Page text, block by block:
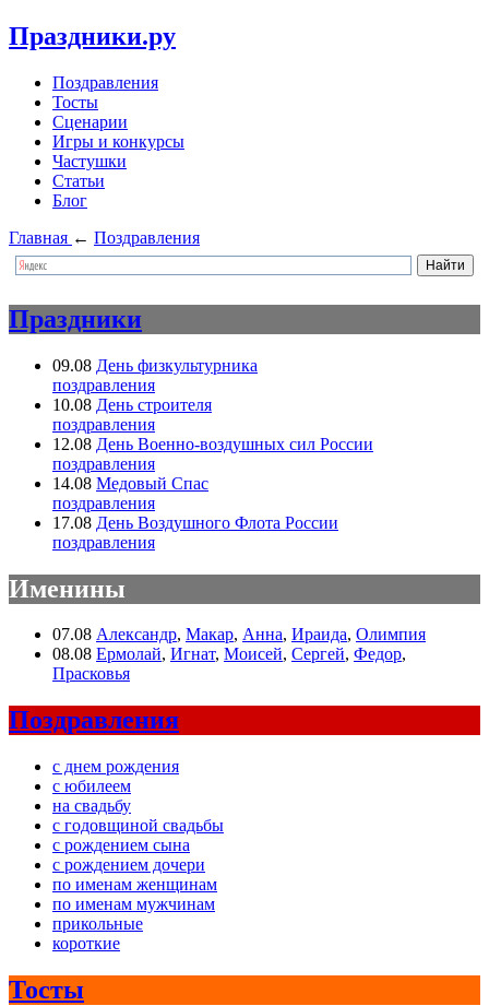
Праздники.ру
Поздравления
Тосты
Сценарии
Игры и конкурсы
Частушки
Статьи
Блог
Главная ← Поздравления
Праздники
09.08 День физкультурника
поздравления
10.08 День строителя
поздравления
12.08 День Военно-воздушных сил России
поздравления
14.08 Медовый Спас
поздравления
17.08 День Воздушного Флота России
поздравления
Именины
07.08 Александр, Макар, Анна, Ираида, Олимпия
08.08 Ермолай, Игнат, Моисей, Сергей, Федор,
Прасковья
Поздравления
с днем рождения
с юбилеем
на свадьбу
с годовщиной свадьбы
с рождением сына
с рождением дочери
по именам женщинам
по именам мужчинам
прикольные
короткие
Тосты